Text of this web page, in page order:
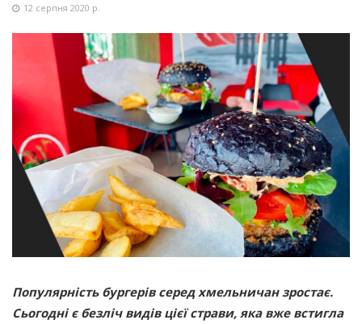
12 серпня 2020 р.
Популярність бургерів серед хмельничан зростає.
Сьогодні є безліч видів цієї страви, яка вже встигла